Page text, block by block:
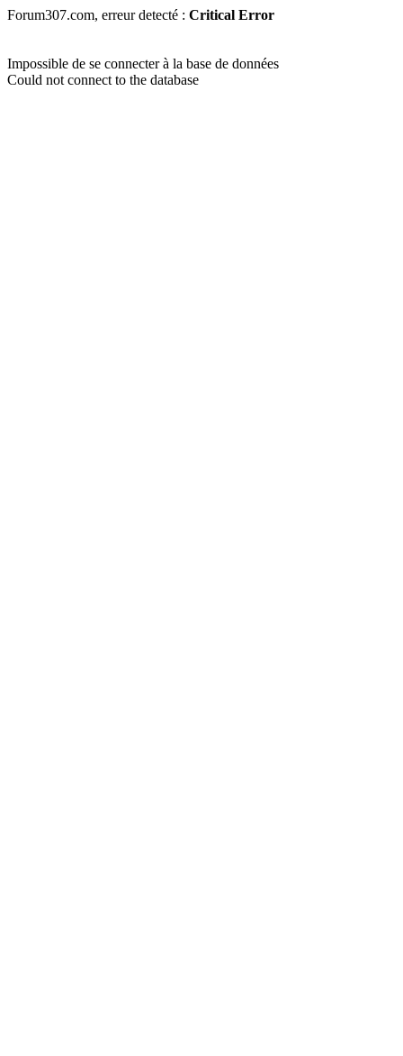
Forum307.com, erreur detecté : Critical Error
Impossible de se connecter à la base de données
Could not connect to the database